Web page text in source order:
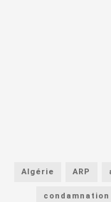
Algérie ARP
condamnation